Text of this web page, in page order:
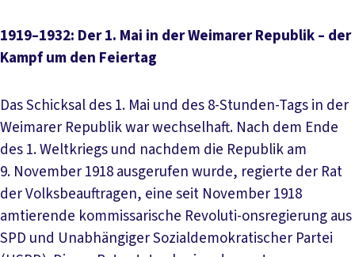
1919–1932: Der 1. Mai in der Weimarer Republik – der
Kampf um den Feiertag
Das Schicksal des 1. Mai und des 8-Stunden-Tags in der
Weimarer Republik war wechselhaft. Nach dem Ende
des 1. Weltkriegs und nachdem die Republik am
9. November 1918 ausgerufen wurde, regierte der Rat
der Volksbeauftragen, eine seit November 1918
amtierende kommissarische Revoluti-onsregierung aus
SPD und Unabhängiger Sozialdemokratischer Partei